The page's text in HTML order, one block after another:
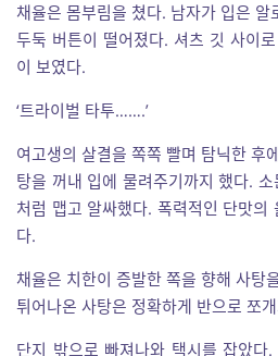
채율은 몸부림을 쳤다. 남자가 입은
두둑 버튼이 떨어졌다. 셔츠 깃 사이
이 보였다.
‘트라이벌 타투…….’
여고생의 살결을 쪽쪽 빨며 탐닉한 후
탕을 꺼내 입에 물려주기까지 했다.
처럼 맵고 알싸했다. 폭력적인 단맛의
다.
채율은 치한이 증발한 쪽을 향해 사탕
튀어나온 사탕은 정확하게 반으로 쪼
단지 밖으로 빠져나와 택시를 잡았